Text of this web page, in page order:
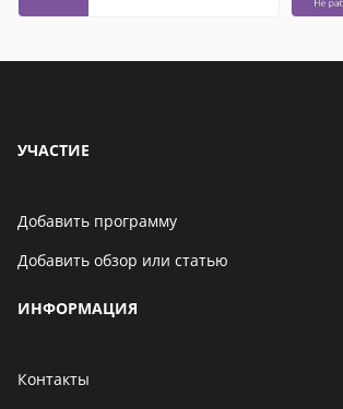
УЧАСТИЕ
Добавить программу
Добавить обзор или статью
ИНФОРМАЦИЯ
Контакты